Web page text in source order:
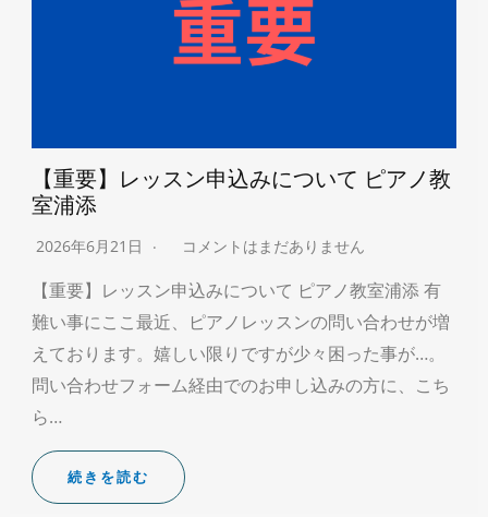
【重要】レッスン申込みについて ピアノ教
室浦添
2026年6月21日 コメントはまだありません
【重要】レッスン申込みについて ピアノ教室浦添 有
難い事にここ最近、ピアノレッスンの問い合わせが増
えております。嬉しい限りですが少々困った事が…。
問い合わせフォーム経由でのお申し込みの方に、こち
ら…
続きを読む